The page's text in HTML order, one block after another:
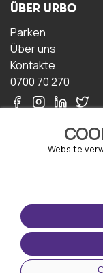
Website
ÜBER URBO
Parken
Über uns
Kontakte
0700 70 270
Datenschutz-
Bestimmungen
Cookie-Richtlinie